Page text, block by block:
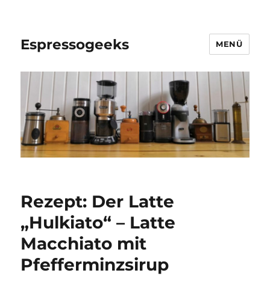
Espressogeeks MENÜ
Rezept: Der Latte
„Hulkiato“ – Latte
Macchiato mit
Pfefferminzsirup